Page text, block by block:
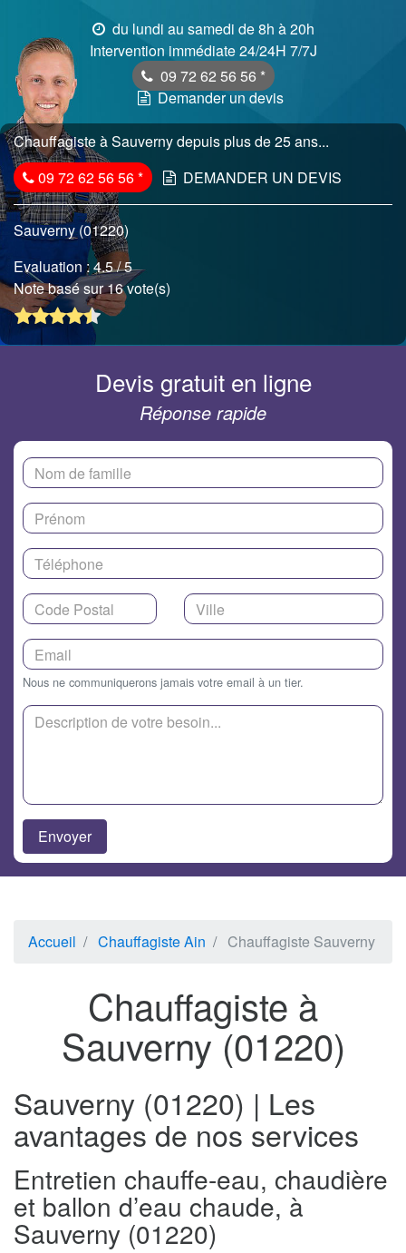
du lundi au samedi de 8h à 20h
Intervention immédiate 24/24H 7/7J
09 72 62 56 56 *
Demander un devis
Chauffagiste à Sauverny depuis plus de 25 ans...
09 72 62 56 56* DEMANDER UN DEVIS
Sauverny (01220)
Evaluation :4.5/ 5
Note basé sur 16 vote(s)
Devis gratuit en ligne
Réponse rapide
Nous ne communiquerons jamais votre email à un tier.
Accueil Chauffagiste Ain Chauffagiste Sauverny
Chauffagiste à
Sauverny (01220)
Sauverny (01220) | Les
avantages de nos services
Entretien chauffe-eau, chaudière
et ballon d’eau chaude, à
Sauverny (01220)